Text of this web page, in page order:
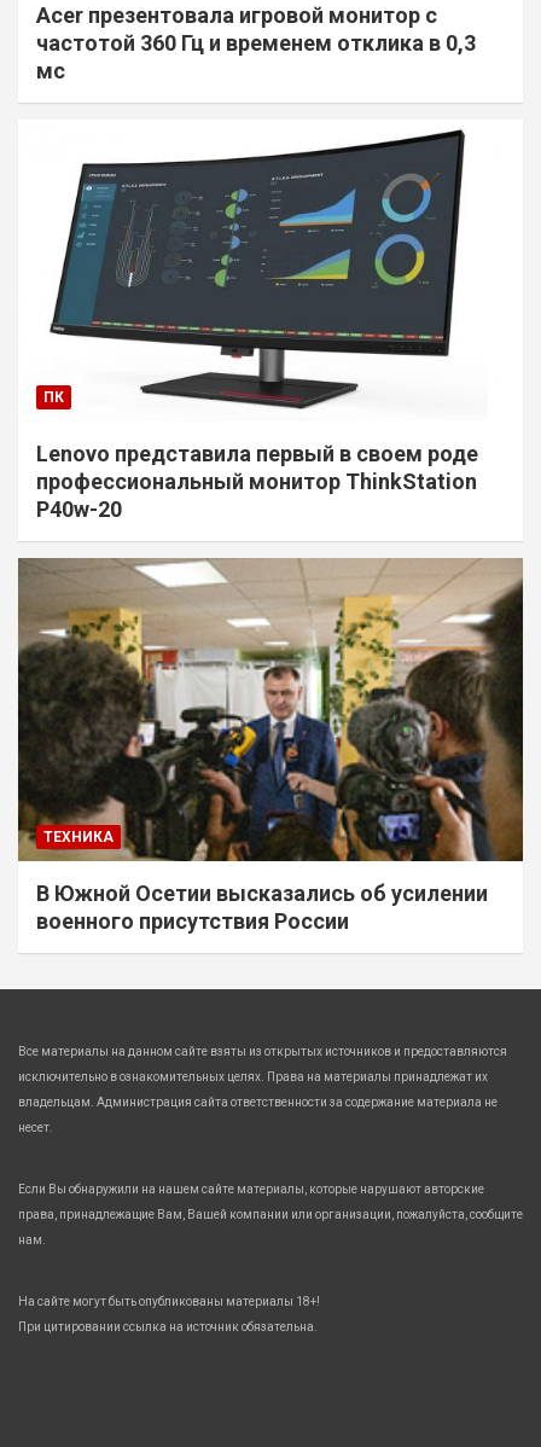
Acer презентовала игровой монитор с
частотой 360 Гц и временем отклика в 0,3
мс
ПК
Lenovo представила первый в своем роде
профессиональный монитор ThinkStation
P40w-20
ТЕХНИКА
В Южной Осетии высказались об усилении
военного присутствия России
Все материалы на данном сайте взяты из открытых источников и предоставляются
исключительно в ознакомительных целях. Права на материалы принадлежат их
владельцам. Администрация сайта ответственности за содержание материала не
несет.
Если Вы обнаружили на нашем сайте материалы, которые нарушают авторские
права, принадлежащие Вам, Вашей компании или организации, пожалуйста, сообщите
нам.
На сайте могут быть опубликованы материалы 18+!
При цитировании ссылка на источник обязательна.